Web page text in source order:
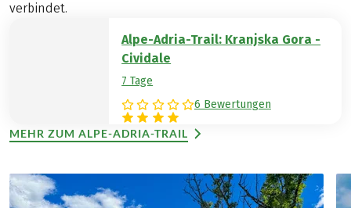
verbindet.
Alpe-Adria-Trail: Kranjska Gora -
Cividale
7 Tage
6 Bewertungen
MEHR ZUM ALPE-ADRIA-TRAIL